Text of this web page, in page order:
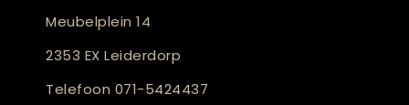
Meubelplein 14
2353 EX Leiderdorp
Telefoon 071-5424437